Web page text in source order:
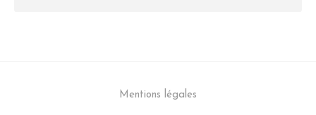
Mentions légales